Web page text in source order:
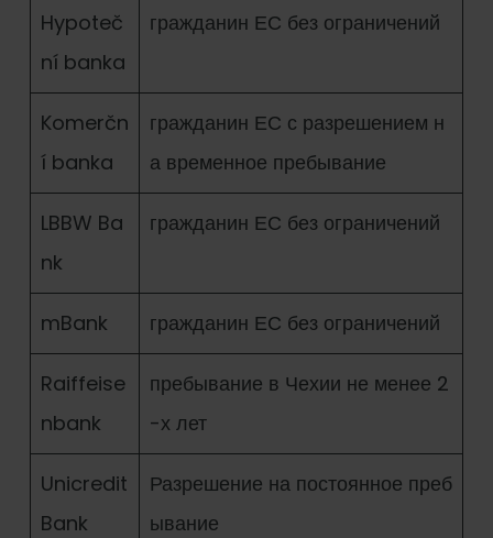
Hypoteč
ní banka
гражданин ЕС без ограничений
Komerčn
í banka
гражданин ЕС с разрешением н
а временное пребывание
LBBW Ba
nk
гражданин ЕС без ограничений
mBank гражданин ЕС без ограничений
Raiffeise
nbank
пребывание в Чехии не менее 2
-х лет
Unicredit
Bank
Разрешение на постоянное преб
ывание